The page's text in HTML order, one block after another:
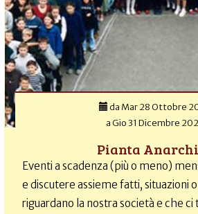
da Mar 28 Ottobre
aGio 31 Dicembre
Pianta
Eventi a scadenza (più o meno)
e discutere assieme fatti, situazioni
riguardano la nostra società e che ci